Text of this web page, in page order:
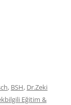
, BSH, Dr.Zeki
Eğitim &